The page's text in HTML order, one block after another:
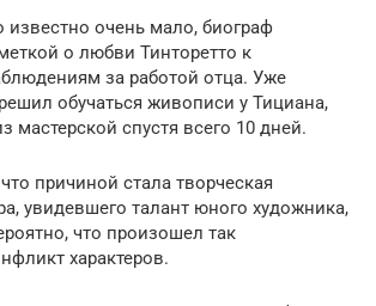
известно очень мало, биограф
о любви Тинторетто к
за работой отца. Уже
обучаться живописи у Тициана,
мастерской спустя всего 10 дней.
причиной стала творческая
увидевшего талант юного художника,
что произошел так
характеров.